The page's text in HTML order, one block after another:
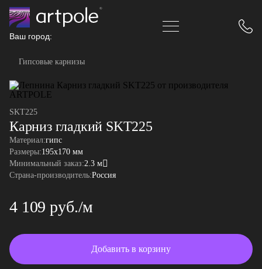
Ваш город:
Гипсовые карнизы
SKT225
Карниз гладкий SKT225
Материал:гипс
Размеры:195x170 мм
Минимальный заказ:2.3 м
Страна-производитель:Россия
4 109 руб./м
Добавить в корзину